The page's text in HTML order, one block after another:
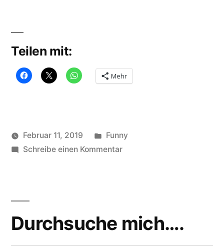
Teilen mit:
Mehr
Veröffentlicht
soundbites
Februar 11, 2019
Veröffentlicht
in
Funny
Schreibe einen Kommentarzu
Durchsuche mich….